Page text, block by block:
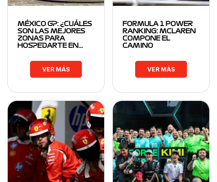
MÉXICO GP: ¿CUÁLES
SON LAS MEJORES
ZONAS PARA
HOSPEDARTE EN…
VER MÁS
FORMULA 1 POWER
RANKING: MCLAREN
COMPONE EL
CAMINO
VER MÁS